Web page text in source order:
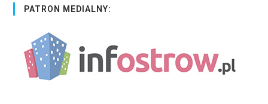
PATRON MEDIALNY: